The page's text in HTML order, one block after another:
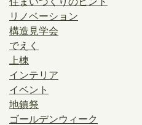
リノベーション
構造見学会
でえく
上棟
インテリア
イベント
地鎮祭
ゴールデンウィーク